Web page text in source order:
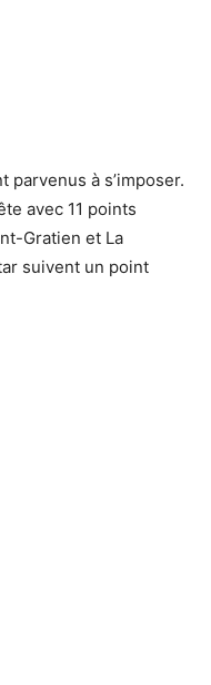
parvenus à s’imposer.
avec 11 points
Gratien et La
suivent un point